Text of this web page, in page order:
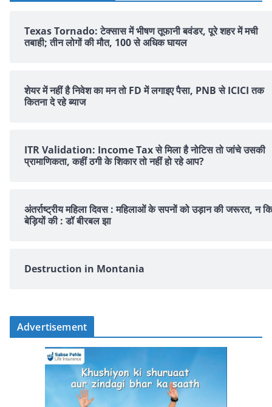
Texas Tornado: टेक्सास में भीषण तूफानी बवंडर, पूरे शहर में मची
तबाही; तीन लोगों की मौत, 100 से अधिक घायल
शेयर में नहीं है न‍िवेश का मन तो FD में लगाइए पैसा, PNB से ICICI तक
क‍ितना दे रहे ब्‍याज
ITR Validation: Income Tax से मिला है नोटिस तो जांचे उसकी
प्रामाणिकता, कहीं ठगी के शिकार तो नहीं हो रहे आप?
अंतर्राष्ट्रीय महिला दिवस : महिलाओं के सपनों को उड़ान की जरूरत, न कि
बेड़ियों की : डॉ बीरबल झा
Destruction in Montania
Advertisement